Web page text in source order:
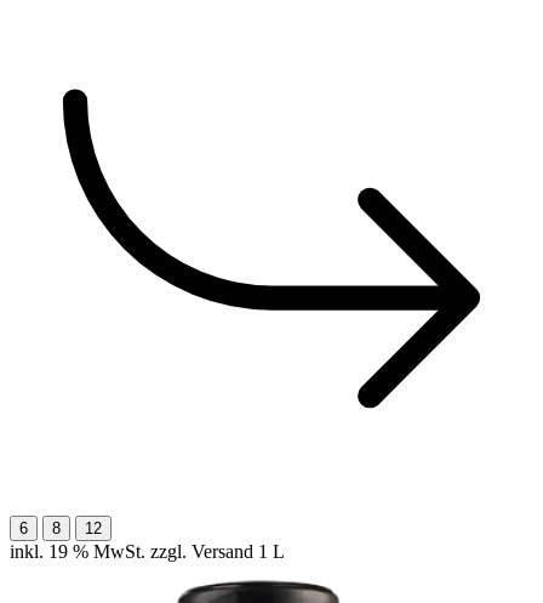
6 8 12
inkl. 19 % MwSt. zzgl. Versand 1 L